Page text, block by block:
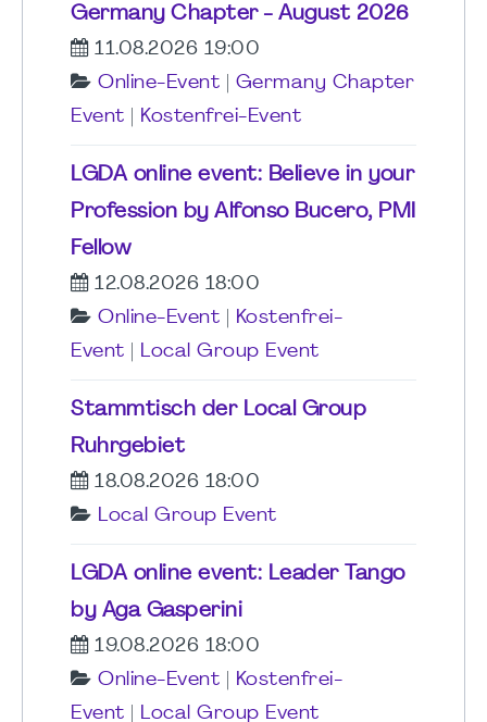
Germany Chapter - August 2026
11.08.2026 19:00
Online-Event
Germany Chapter
Event
Kostenfrei-Event
LGDA online event: Believe in your
Profession by Alfonso Bucero, PMI
Fellow
12.08.2026 18:00
Online-Event
Kostenfrei-
Event
Local Group Event
Stammtisch der Local Group
Ruhrgebiet
18.08.2026 18:00
Local Group Event
LGDA online event: Leader Tango
by Aga Gasperini
19.08.2026 18:00
Online-Event
Kostenfrei-
Event
Local Group Event